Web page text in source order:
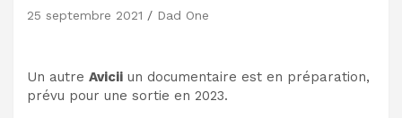
25 septembre 2021 Dad One
Un autre Avicii un documentaire est en préparation,
prévu pour une sortie en 2023.